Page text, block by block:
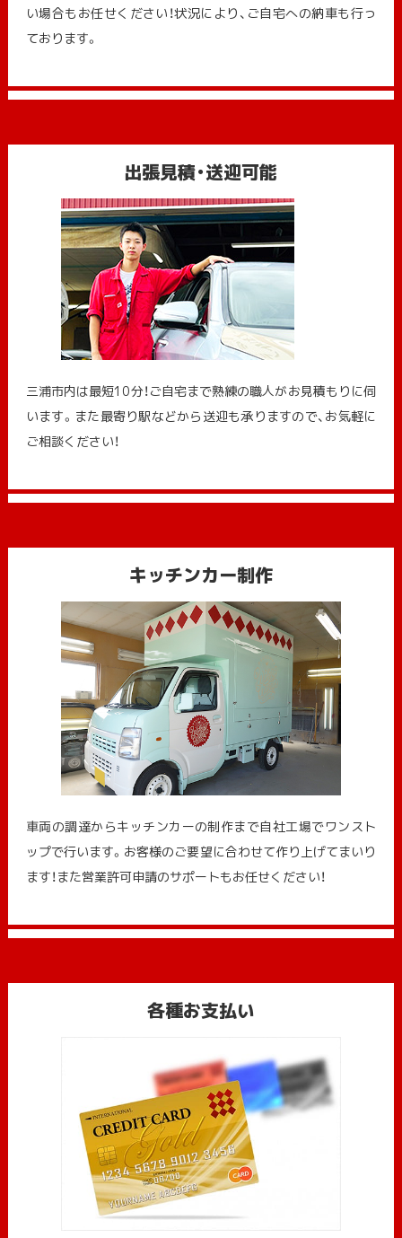
い場合もお任せください！状況により、ご自宅への納⾞も⾏っ
ております。
出張見積・送迎可能
三浦市内は最短10分！ご自宅まで熟練の職人がお見積もりに伺
います。また最寄り駅などから送迎も承りますので、お気軽に
ご相談ください！
キッチンカー制作
車両の調達からキッチンカーの制作まで自社工場でワンスト
ップで行います。お客様のご要望に合わせて作り上げてまいり
ます！また営業許可申請のサポートもお任せください！
各種お支払い